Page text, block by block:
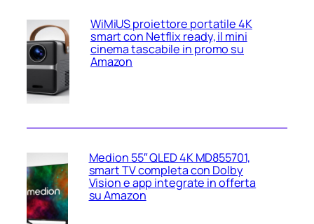
WiMiUS proiettore portatile 4K
smart con Netflix ready, il mini
cinema tascabile in promo su
Amazon
Medion 55″ QLED 4K MD855701,
smart TV completa con Dolby
Vision e app integrate in offerta
su Amazon